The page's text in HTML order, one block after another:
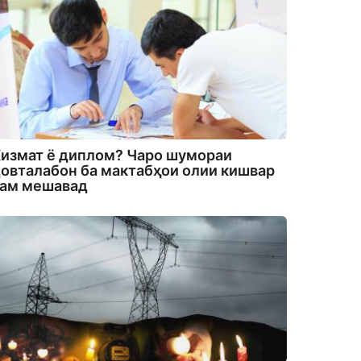
ё диплом? Чаро шумораи
ба мактабҳои олии кишвар
мешавад